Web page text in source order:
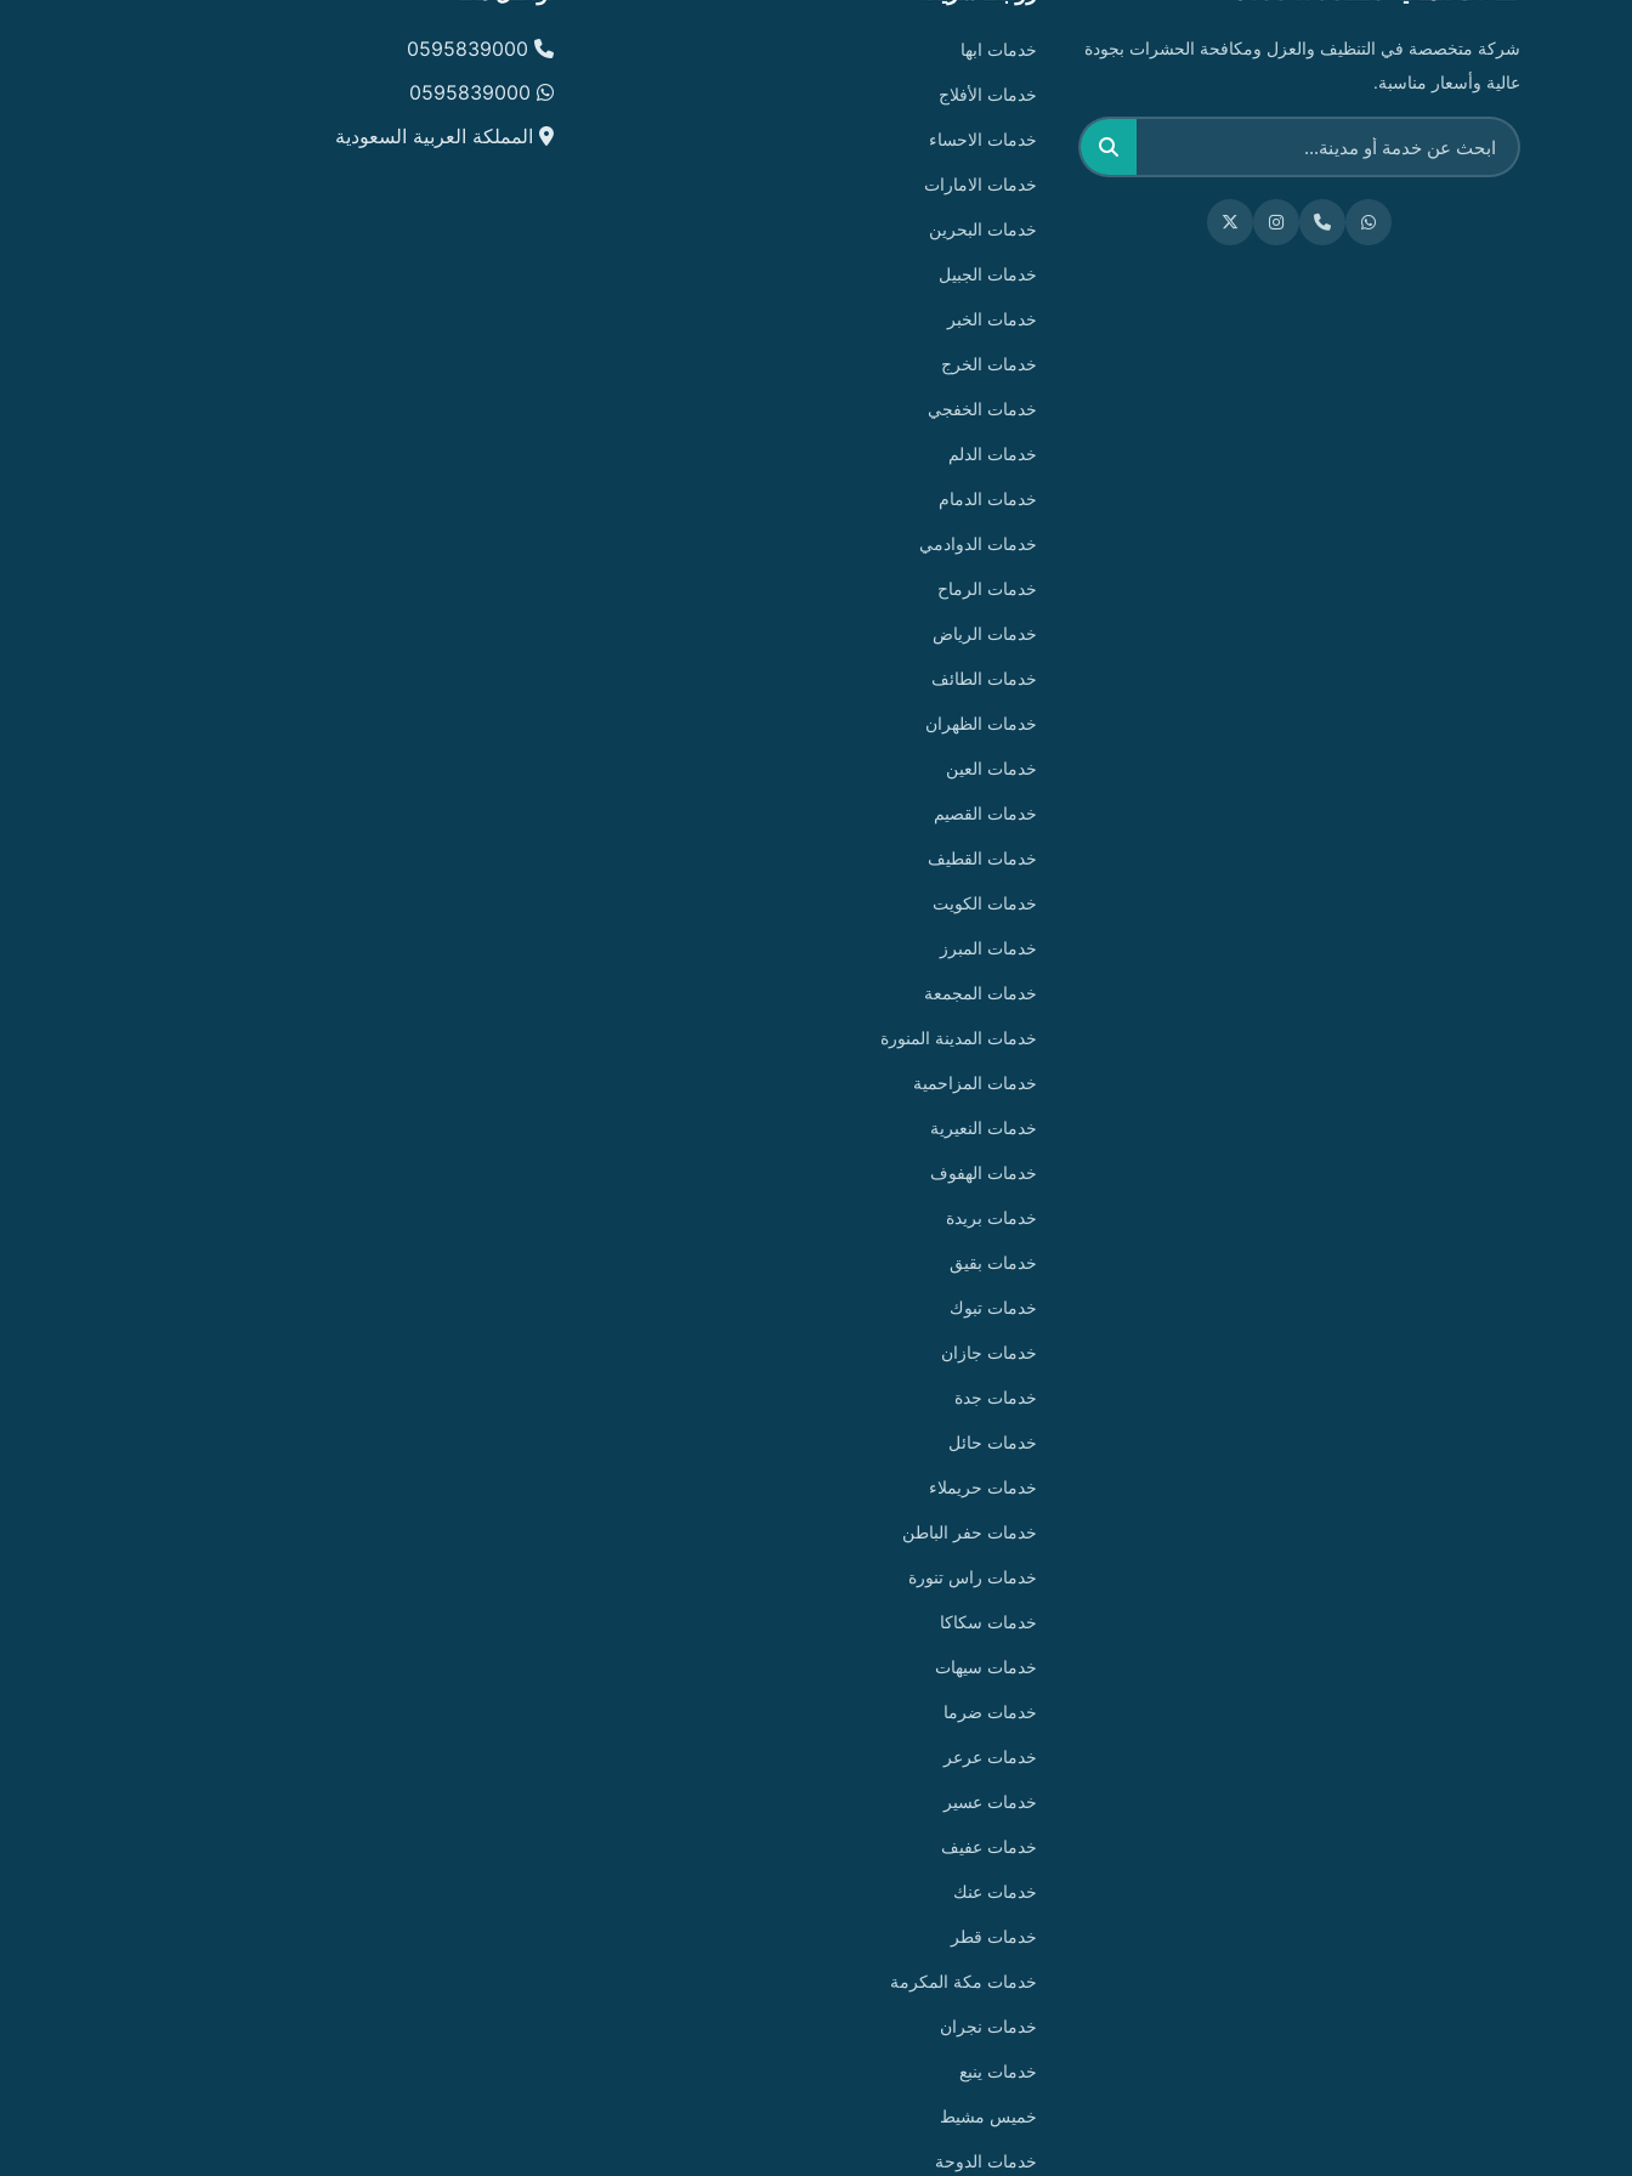
شركة متخصصة في التنظيف والعزل ومكافحة الحشرات بجودة
عالية وأسعار مناسبة.
بحث
خدمات ابها
خدمات الأفلاج
خدمات الاحساء
خدمات الامارات
خدمات البحرين
خدمات الجبيل
خدمات الخبر
خدمات الخرج
خدمات الخفجي
خدمات الدلم
خدمات الدمام
خدمات الدوادمي
خدمات الرماح
خدمات الرياض
خدمات الطائف
خدمات الظهران
خدمات العين
خدمات القصيم
خدمات القطيف
خدمات الكويت
خدمات المبرز
خدمات المجمعة
خدمات المدينة المنورة
خدمات المزاحمية
خدمات النعيرية
خدمات الهفوف
خدمات بريدة
خدمات بقيق
خدمات تبوك
خدمات جازان
خدمات جدة
خدمات حائل
خدمات حريملاء
خدمات حفر الباطن
خدمات راس تنورة
خدمات سكاكا
خدمات سيهات
خدمات ضرما
خدمات عرعر
خدمات عسير
خدمات عفيف
خدمات عنك
خدمات قطر
خدمات مكة المكرمة
خدمات نجران
خدمات ينبع
خميس مشيط
خدمات الدوحة
المملكة العربية السعودية